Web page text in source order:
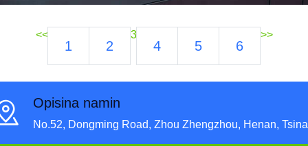
<<
1 2
3
4 5 6
>>
Opisina namin
No.52, Dongming Road, Zhou Zhengzhou, Henan, Tsina